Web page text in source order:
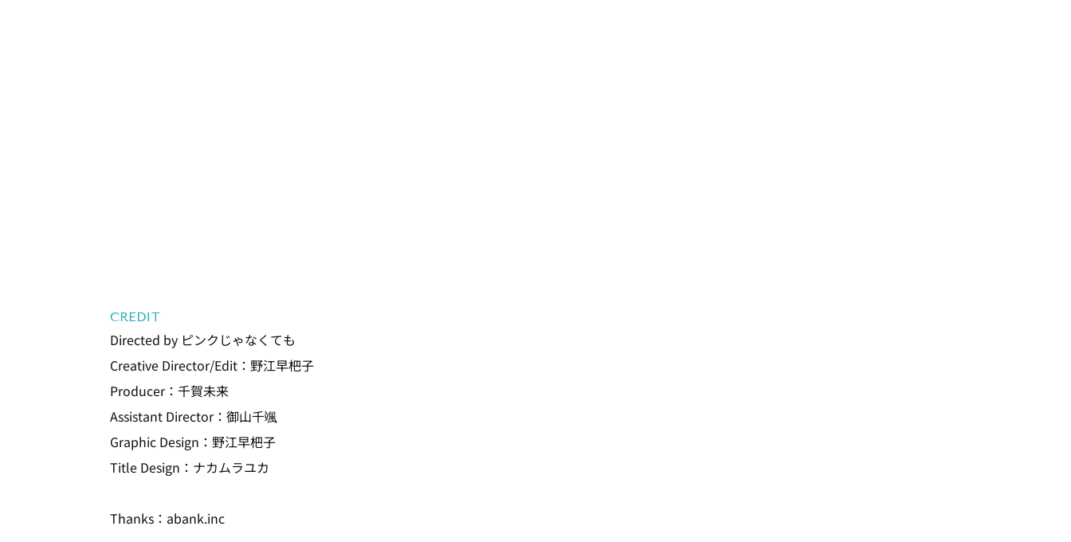
CREDIT
Directed by ピンクじゃなくても
Creative Director/Edit：野江早杷子
Producer：千賀未来
Assistant Director：御山千颯
Graphic Design：野江早杷子
Title Design：ナカムラユカ
Thanks：abank.inc